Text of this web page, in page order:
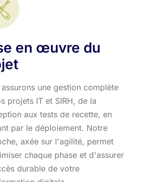
en œuvre du
une gestion complète
projets IT et SIRH, de la
aux tests de recette, en
par le déploiement. Notre
axée sur l'agilité, permet
chaque phase et d'assurer
durable de votre